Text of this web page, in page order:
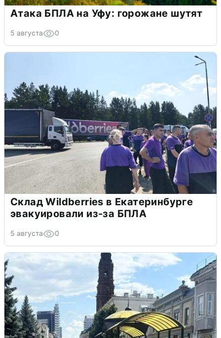
Атака БПЛА на Уфу: горожане шутят
5 августа 0
Склад Wildberries в Екатеринбурге
эвакуировали из-за БПЛА
5 августа 0